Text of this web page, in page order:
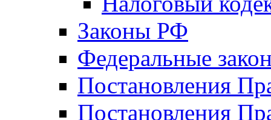
Законы РФ
Федеральные
Постановления
Постановления